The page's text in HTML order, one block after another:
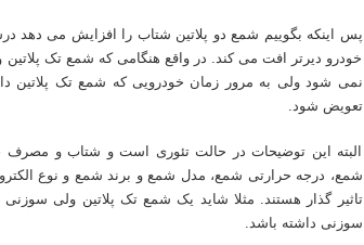
پس اینکه بگوییم شمع دو پلاتین شتاب را افزایش می دهد
خودرو دیرتر افت می کند. در واقع هنگامی که شمع تک پلاتین
نمی شود ولی به مرور زمان خودرویی که شمع تک پلاتین
تعویض شود.
البته این توضیحات در حالت تئوری است و شتاب و مصرف
شمع، درجه حرارتی شمع، مدل شمع و برند شمع و نوع
تاثیر گذار هستند. مثلا شاید یک شمع تک پلاتین ولی
سوزنی داشته باشد.